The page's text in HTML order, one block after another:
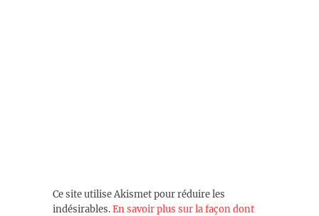
Ce site utilise Akismet pour réduire les
indésirables.En savoir plus sur la façon dont